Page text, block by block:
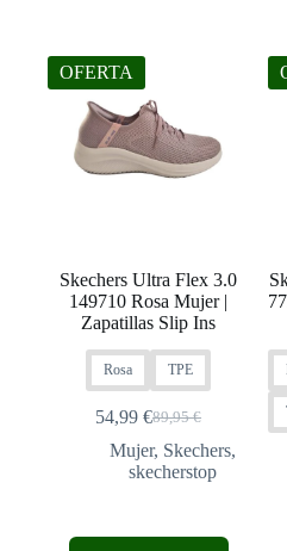
OFERTA
Skechers Ultra Flex 3.0
149710 Rosa Mujer |
Zapatillas Slip Ins
Rosa TPE
89,95€
El
precio
original
54,99€El
precio
actual
Mujer, Skechers,
skecherstop